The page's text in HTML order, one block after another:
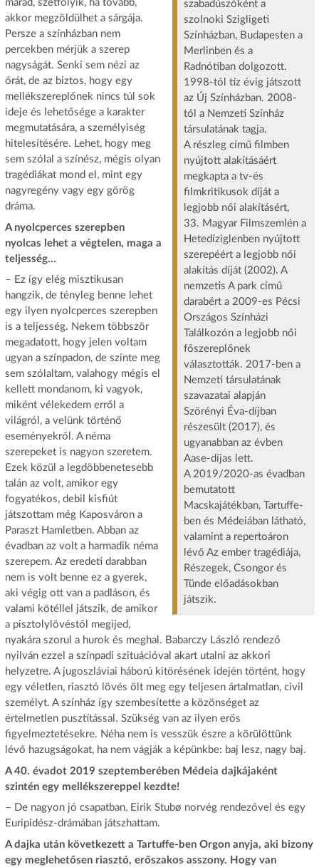
szabadúszóként a
szolnoki Szigligeti
Színházban, Budapesten a
Merlinben és a
Radnótiban dolgozott.
1998-tól tíz évig játszott
az Új Színházban. 2008-
tól a Nemzeti Színház
társulatának tagja.
A részleg című filmben
nyújtott alakításáért
megkapta a tv-és
filmkritikusok díját a
legjobb női alakításért,
33. Magyar Filmszemlén a
Hetedíziglenben nyújtott
szerepéért a legjobb női
alakítás díját (2002). A
nemzetis A park című
darabért a 2009-es Pécsi
Országos Színházi
Találkozón a legjobb női
főszereplőnek
választották. 2017-ben a
Nemzeti társulatának
szavazatai alapján
Szörényi Éva-díjban
részesült (2017), és
ugyanabban az évben
Aase-díjas lett.
A 2019/2020-as évadban
bemutatott
Macskajátékban, Tartuffe-
ben és Médeiában látható,
valamint a repertoáron
lévő Az ember tragédiája,
Részegek, Csongor és
Tünde előadásokban
játszik.
marad, szétfolyik, ha tovább,
akkor megzöldülhet a sárgája.
Persze a színházban nem
percekben mérjük a szerep
nagyságát. Senki sem nézi az
órát, de az biztos, hogy egy
mellékszereplőnek nincs túl sok
ideje és lehetősége a karakter
megmutatására, a személyiség
hitelesítésére. Lehet, hogy meg
sem szólal a színész, mégis olyan
tragédiákat mond el, mint egy
nagyregény vagy egy görög
dráma.
A nyolcperces szerepben
nyolcas lehet a végtelen, maga a
teljesség…
– Ez így elég misztikusan
hangzik, de tényleg benne lehet
egy ilyen nyolcperces szerepben
is a teljesség. Nekem többször
megadatott, hogy jelen voltam
ugyan a színpadon, de szinte meg
sem szólaltam, valahogy mégis el
kellett mondanom, ki vagyok,
miként vélekedem erről a
világról, a velünk történő
eseményekről. A néma
szerepeket is nagyon szeretem.
Ezek közül a legdöbbenetesebb
talán az volt, amikor egy
fogyatékos, debil kisfiút
játszottam még Kaposváron a
Paraszt Hamletben. Abban az
évadban az volt a harmadik néma
szerepem. Az eredeti darabban
nem is volt benne ez a gyerek,
aki végig ott van a padláson, és
valami kötéllel játszik, de amikor
a pisztolylövéstől megijed,
nyakára szorul a hurok és meghal. Babarczy László rendező
nyilván ezzel a színpadi szituációval akart utalni az akkori
helyzetre. A jugoszláviai háború kitörésének idején történt, hogy
egy véletlen, riasztó lövés ölt meg egy teljesen ártalmatlan, civil
személyt. A színház így szembesítette a közönséget az
értelmetlen pusztítással. Szükség van az ilyen erős
figyelmeztetésekre. Néha nem is vesszük észre a körülöttünk
lévő hazugságokat, ha nem vágják a képünkbe: baj lesz, nagy baj.
A 40. évadot 2019 szeptemberében Médeia dajkájaként
szintén egy mellékszereppel kezdte!
– De nagyon jó csapatban, Eirik Stubø norvég rendezővel és egy
Euripidész-drámában játszhattam.
A dajka után következett a Tartuffe-ben Orgon anyja, aki bizony
egy meglehetősen riasztó, erőszakos asszony. Hogy van